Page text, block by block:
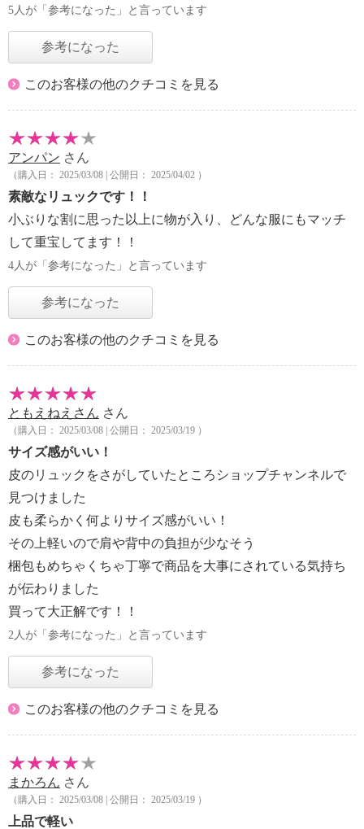
5人が「参考になった」と言っています
参考になった
このお客様の他のクチコミを見る
アンパン さん
（購入日： 2025/03/08 | 公開日： 2025/04/02 ）
素敵なリュックです！！
小ぶりな割に思った以上に物が入り、どんな服にもマッチ
して重宝してます！！
4人が「参考になった」と言っています
参考になった
このお客様の他のクチコミを見る
ともえねえさん さん
（購入日： 2025/03/08 | 公開日： 2025/03/19 ）
サイズ感がいい！
皮のリュックをさがしていたところショップチャンネルで
見つけました
皮も柔らかく何よりサイズ感がいい！
その上軽いので肩や背中の負担が少なそう
梱包もめちゃくちゃ丁寧で商品を大事にされている気持ち
が伝わりました
買って大正解です！！
2人が「参考になった」と言っています
参考になった
このお客様の他のクチコミを見る
まかろん さん
（購入日： 2025/03/08 | 公開日： 2025/03/19 ）
上品で軽い